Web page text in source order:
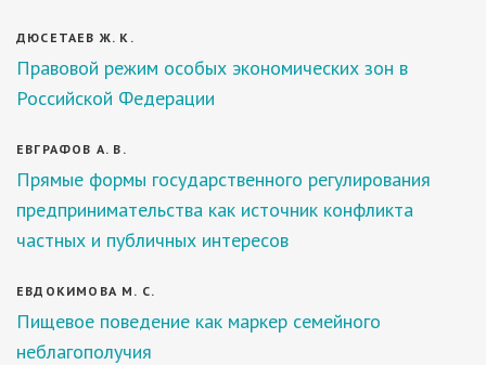
ДЮСЕТАЕВ Ж. К.
Правовой режим особых экономических зон в
Российской Федерации
ЕВГРАФОВ А. В.
Прямые формы государственного регулирования
предпринимательства как источник конфликта
частных и публичных интересов
ЕВДОКИМОВА М. С.
Пищевое поведение как маркер семейного
неблагополучия